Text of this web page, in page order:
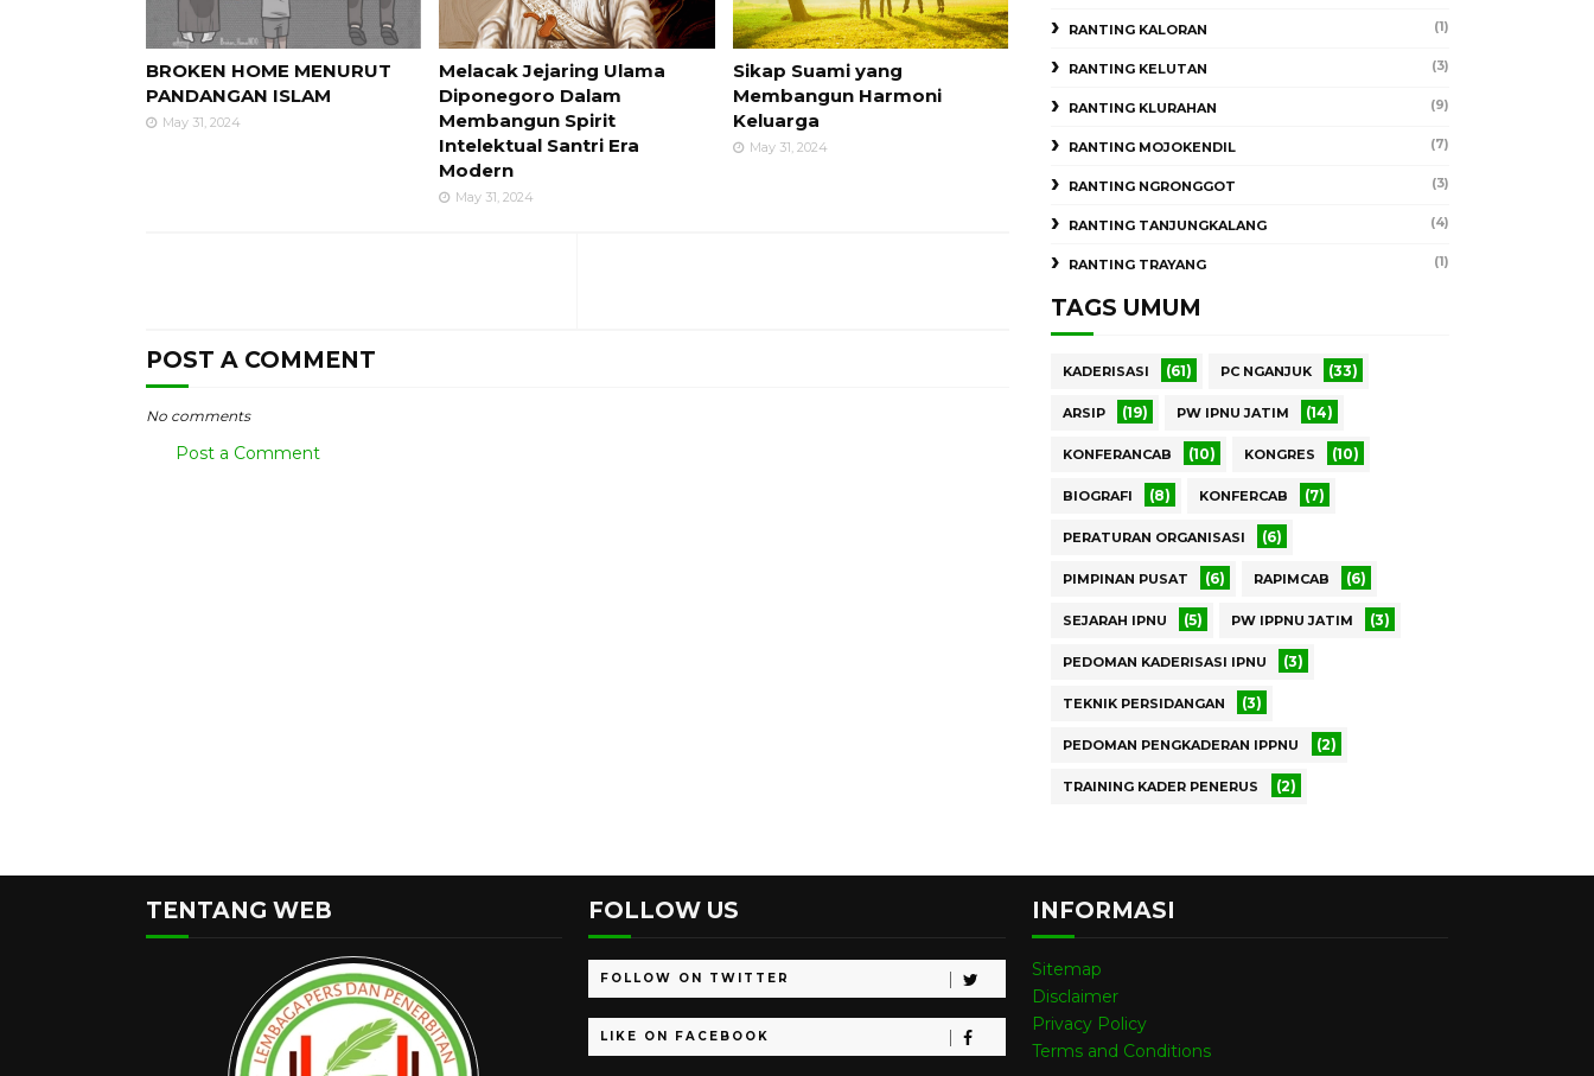
BROKEN HOME MENURUT
PANDANGAN ISLAM
May 31, 2024
Melacak Jejaring Ulama
Diponegoro Dalam
Membangun Spirit
Intelektual Santri Era
Modern
May 31, 2024
Sikap Suami yang
Membangun Harmoni
Keluarga
May 31, 2024
POST A COMMENT
No comments
Post a Comment
RANTING KALORAN (1)
RANTING KELUTAN (3)
RANTING KLURAHAN (9)
RANTING MOJOKENDIL (7)
RANTING NGRONGGOT (3)
RANTING TANJUNGKALANG (4)
RANTING TRAYANG (1)
TAGS UMUM
KADERISASI (61) PC NGANJUK (33)
ARSIP (19) PW IPNU JATIM (14)
KONFERANCAB (10) KONGRES (10)
BIOGRAFI (8) KONFERCAB (7)
PERATURAN ORGANISASI (6)
PIMPINAN PUSAT (6) RAPIMCAB (6)
SEJARAH IPNU (5) PW IPPNU JATIM (3)
PEDOMAN KADERISASI IPNU (3)
TEKNIK PERSIDANGAN (3)
PEDOMAN PENGKADERAN IPPNU (2)
TRAINING KADER PENERUS (2)
TENTANG WEB FOLLOW US
FOLLOW ON TWITTER
LIKE ON FACEBOOK
INFORMASI
Sitemap
Disclaimer
Privacy Policy
Terms and Conditions